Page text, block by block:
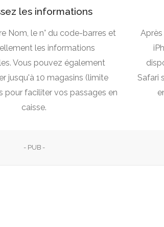
les informations
Nom, le n° du code-barres et
les informations
Vous pouvez également
jusqu'à 10 magasins (limite
pour faciliter vos passages en
caisse.
Safari
- PUB -